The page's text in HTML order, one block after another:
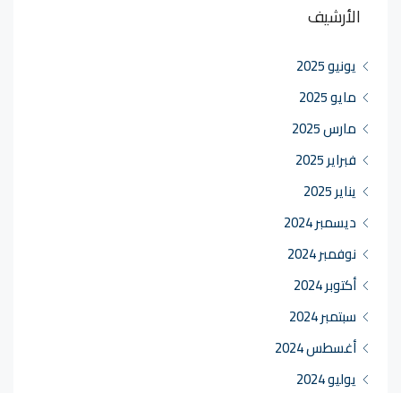
الأرشيف
يونيو 2025
مايو 2025
مارس 2025
فبراير 2025
يناير 2025
ديسمبر 2024
نوفمبر 2024
أكتوبر 2024
سبتمبر 2024
أغسطس 2024
يوليو 2024